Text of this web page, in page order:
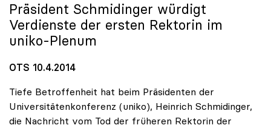
Präsident Schmidinger würdigt
Verdienste der ersten Rektorin im
uniko-Plenum
OTS 10.4.2014
Tiefe Betroffenheit hat beim Präsidenten der
Universitätenkonferenz (uniko), Heinrich Schmidinger,
die Nachricht vom Tod der früheren Rektorin der